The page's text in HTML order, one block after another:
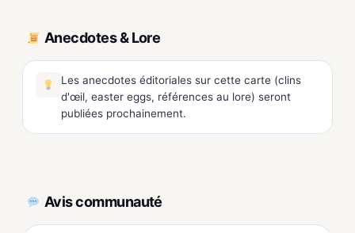
Anecdotes & Lore
Les anecdotes éditoriales sur cette carte (clins
d'œil, easter eggs, références au lore) seront
publiées prochainement.
Avis communauté